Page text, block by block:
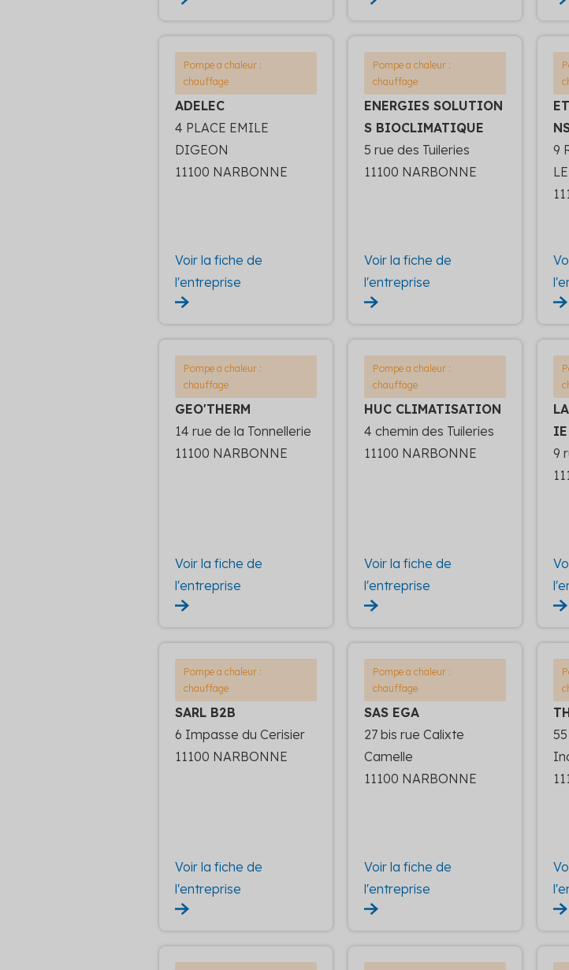
Pompe a chaleur :
chauffage
ADELEC
4 PLACE EMILE
DIGEON
11100 NARBONNE
Voir la fiche de
l'entreprise
Pompe a chaleur :
chauffage
ENERGIES SOLUTION
S BIOCLIMATIQUE
5 rue des Tuileries
11100 NARBONNE
Voir la fiche de
l'entreprise
9
Pompe a chaleur :
chauffage
GEO'THERM
14 rue de la Tonnellerie
11100 NARBONNE
Voir la fiche de
l'entreprise
Pompe a chaleur :
chauffage
HUC CLIMATISATION
4 chemin des Tuileries
11100 NARBONNE
Voir la fiche de
l'entreprise
IE
9
Pompe a chaleur :
chauffage
SARL B2B
6 Impasse du Cerisier
11100 NARBONNE
Voir la fiche de
l'entreprise
Pompe a chaleur :
chauffage
SAS EGA
27 bis rue Calixte
Camelle
11100 NARBONNE
Voir la fiche de
l'entreprise